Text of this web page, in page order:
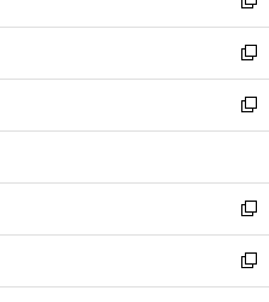
開
く
ウ
で
開
く
ン
ド
ウ
で
開
い
ウ
ィ
ン
ド
ウ
開
く
新
し
い
ウ
ィ
ン
ウ
で
開
く
新
し
い
ウ
ン
ド
ウ
で
開
新
し
ウ
ィ
ン
ド
ウ
新
し
い
ウ
新
し